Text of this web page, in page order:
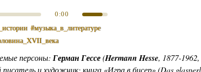
0:00
#музыка_в_литературе
персоны: Герман Гессе(Hermann Hesse, 1877-
писатель и художник; книга «Игра в бисер» (Das